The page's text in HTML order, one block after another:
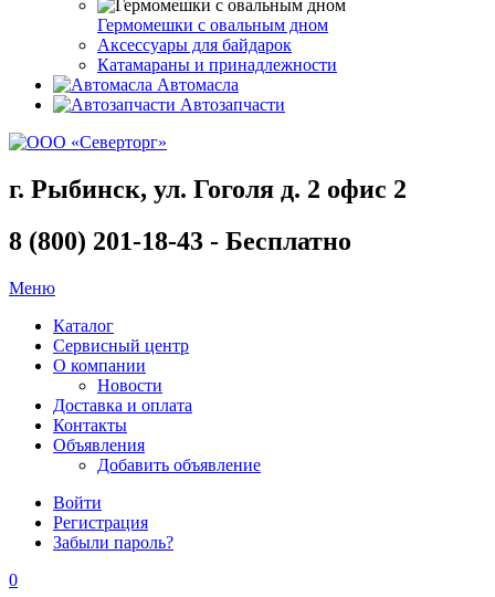
Гермомешки с овальным дном
Аксессуары для байдарок
Катамараны и принадлежности
Автомасла
Автозапчасти
г. Рыбинск, ул. Гоголя д. 2 офис 2
8 (800) 201-18-43 - Бесплатно
Меню
Каталог
Сервисный центр
О компании
Новости
Доставка и оплата
Контакты
Объявления
Добавить объявление
Войти
Регистрация
Забыли пароль?
0